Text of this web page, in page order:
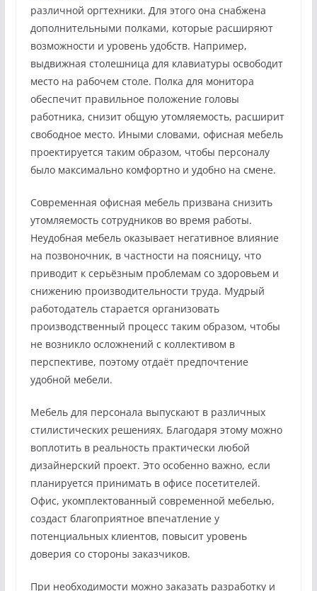
различной оргтехники. Для этого она снабжена
дополнительными полками, которые расширяют
возможности и уровень удобств. Например,
выдвижная столешница для клавиатуры освободит
место на рабочем столе. Полка для монитора
обеспечит правильное положение головы
работника, снизит общую утомляемость, расширит
свободное место. Иными словами, офисная мебель
проектируется таким образом, чтобы персоналу
было максимально комфортно и удобно на смене.
Современная офисная мебель призвана снизить
утомляемость сотрудников во время работы.
Неудобная мебель оказывает негативное влияние
на позвоночник, в частности на поясницу, что
приводит к серьёзным проблемам со здоровьем и
снижению производительности труда. Мудрый
работодатель старается организовать
производственный процесс таким образом, чтобы
не возникло осложнений с коллективом в
перспективе, поэтому отдаёт предпочтение
удобной мебели.
Мебель для персонала выпускают в различных
стилистических решениях. Благодаря этому можно
воплотить в реальность практически любой
дизайнерский проект. Это особенно важно, если
планируется принимать в офисе посетителей.
Офис, укомплектованный современной мебелью,
создаст благоприятное впечатление у
потенциальных клиентов, повысит уровень
доверия со стороны заказчиков.
При необходимости можно заказать разработку и